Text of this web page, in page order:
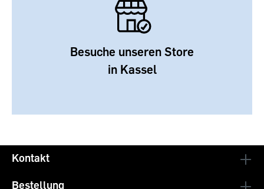
Besuche unseren Store
in Kassel
Kontakt
Bestellung